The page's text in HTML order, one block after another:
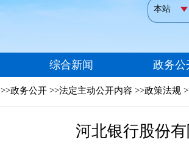
>>政务公开 >>法定主动公开内容 >>政策法规
河北银行股份